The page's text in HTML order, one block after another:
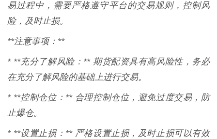
易过程中，需要严格遵守平台的交易规则，控制风
险，及时止损。
**注意事项：**
* **充分了解风险：** 期货配资具有高风险性，务必
在充分了解风险的基础上进行交易。
* **控制仓位：** 合理控制仓位，避免过度交易，防
止爆仓。
* **设置止损：** 严格设置止损，及时止损可以有效